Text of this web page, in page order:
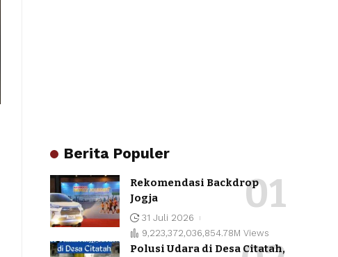
Berita Populer
Rekomendasi Backdrop
Jogja
31 Juli 2026
9,223,372,036,854.78M Views
Polusi Udara di Desa Citatah,